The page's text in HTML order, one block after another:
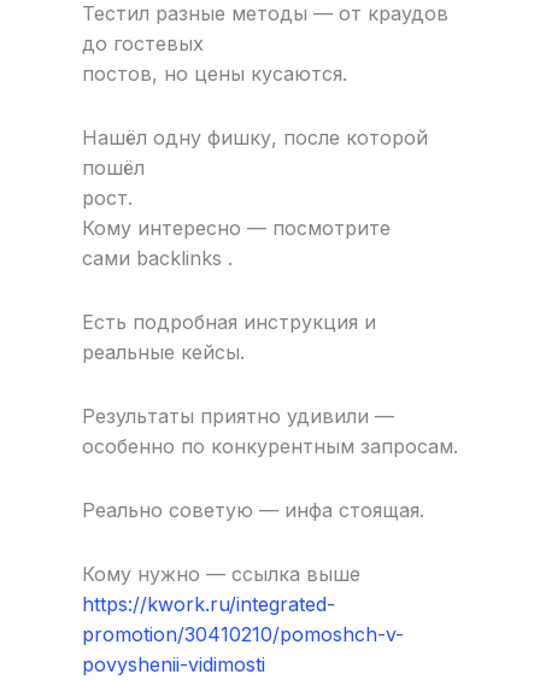
Тестил разные методы — от краудов
до гостевых
постов, но цены кусаются.
Нашёл одну фишку, после которой
пошёл
рост.
Кому интересно — посмотрите
сами backlinks .
Есть подробная инструкция и
реальные кейсы.
Результаты приятно удивили —
особенно по конкурентным запросам.
Реально советую — инфа стоящая.
Кому нужно — ссылка выше
https://kwork.ru/integrated-
promotion/30410210/pomoshch-v-
povyshenii-vidimosti